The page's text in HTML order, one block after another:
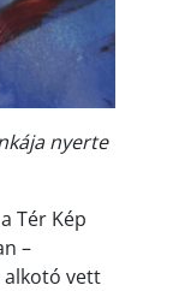
nyerte
Tér Kép
–
vett